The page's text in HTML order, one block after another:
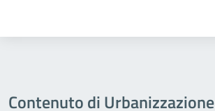
Contenuto di Urbanizzazione